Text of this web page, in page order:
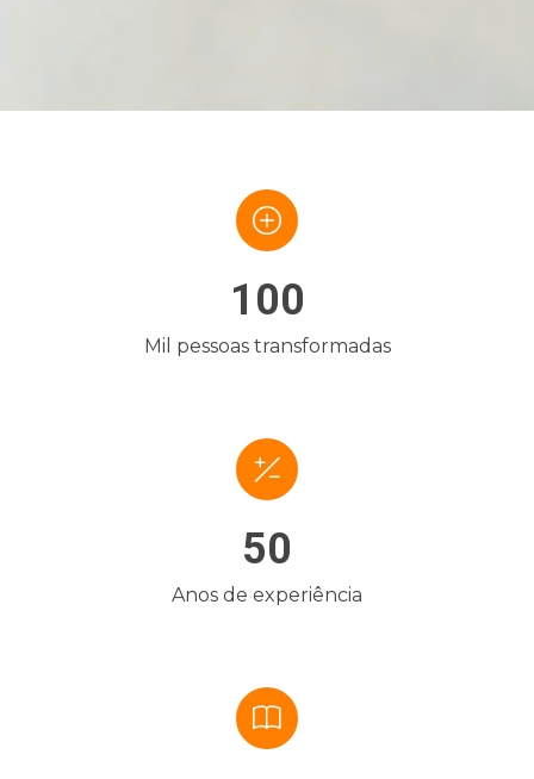
100
Mil pessoas transformadas
50
Anos de experiência